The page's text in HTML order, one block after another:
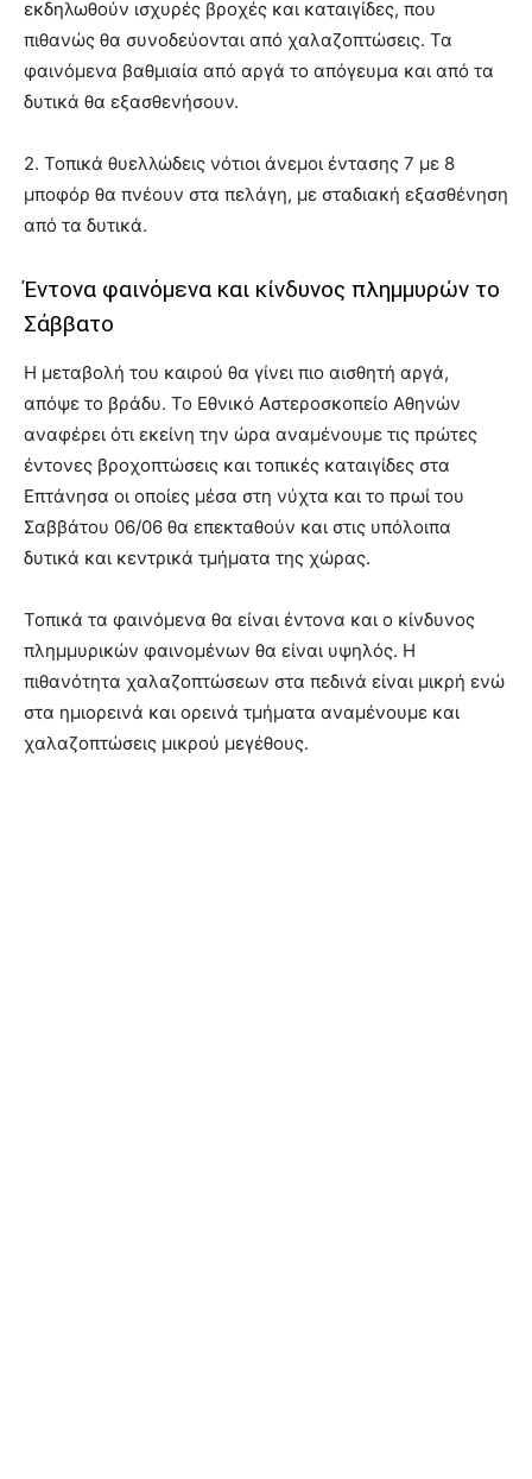
εκδηλωθούν ισχυρές βροχές και καταιγίδες, που
πιθανώς θα συνοδεύονται από χαλαζοπτώσεις. Τα
φαινόμενα βαθμιαία από αργά το απόγευμα και από τα
δυτικά θα εξασθενήσουν.
2. Τοπικά θυελλώδεις νότιοι άνεμοι έντασης 7 με 8
μποφόρ θα πνέουν στα πελάγη, με σταδιακή εξασθένηση
από τα δυτικά.
Έντονα φαινόμενα και κίνδυνος πλημμυρών το
Σάββατο
Η μεταβολή του καιρού θα γίνει πιο αισθητή αργά,
απόψε το βράδυ. Το Εθνικό Αστεροσκοπείο Αθηνών
αναφέρει ότι εκείνη την ώρα αναμένουμε τις πρώτες
έντονες βροχοπτώσεις και τοπικές καταιγίδες στα
Επτάνησα οι οποίες μέσα στη νύχτα και το πρωί του
Σαββάτου 06/06 θα επεκταθούν και στις υπόλοιπα
δυτικά και κεντρικά τμήματα της χώρας.
Τοπικά τα φαινόμενα θα είναι έντονα και ο κίνδυνος
πλημμυρικών φαινομένων θα είναι υψηλός. Η
πιθανότητα χαλαζοπτώσεων στα πεδινά είναι μικρή ενώ
στα ημιορεινά και ορεινά τμήματα αναμένουμε και
χαλαζοπτώσεις μικρού μεγέθους.